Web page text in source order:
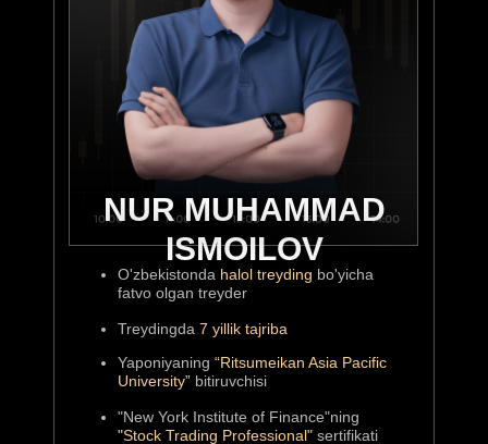
NUR MUHAMMAD
ISMOILOV
O'zbekistonda halol treyding bo'yicha
fatvo olgan treyder
Treydingda 7 yillik tajriba
Yaponiyaning “Ritsumeikan Asia Pacific
University” bitiruvchisi
"New York Institute of Finance"ning
"Stock Trading Professional" sertifikati
Strategiyalar tuzish, rasmiy
maqomdagi treyder bo’lish
PROFESSIONAL
$1.000.000+ lik musobaqa
CHALLENGE
Har bir guruh uchun alohida
mutaxassis kuratorlar
KURATORLAR